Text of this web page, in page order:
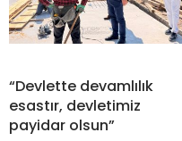
“Devlette devamlılık
esastır, devletimiz
payidar olsun”